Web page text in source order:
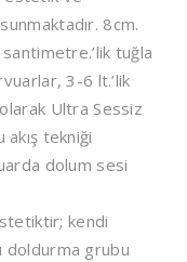
8cm.
tuğla
3-6 lt.’lik
Ultra Sessiz
tekniği
dolum sesi
kendi
doldurma grubu